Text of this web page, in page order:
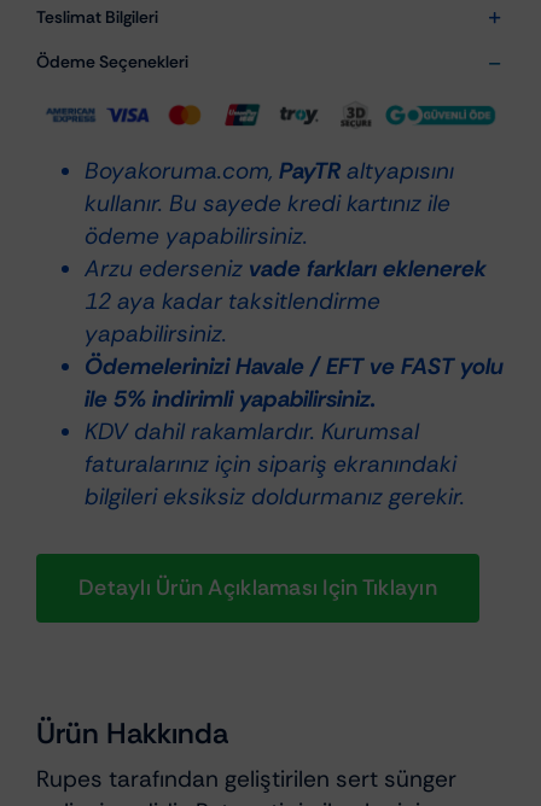
Coarse
Mavi
Sert
Polisaj
150mm
BR180H
adet
Teslimat Bilgileri
Ödeme Seçenekleri
Boyakoruma.com, PayTRaltyapısını
kullanır. Bu sayede kredi kartınız ile
ödeme yapabilirsiniz.
Arzu ederseniz vade farkları eklenerek
12 aya kadar taksitlendirme
yapabilirsiniz.
Ödemelerinizi Havale / EFT ve FAST yolu
ile 5% indirimli yapabilirsiniz.
KDV dahil rakamlardır. Kurumsal
faturalarınız için sipariş ekranındaki
bilgileri eksiksiz doldurmanız gerekir.
Detaylı Ürün Açıklaması Için Tıklayın
Ürün Hakkında
Rupes tarafından geliştirilen sert sünger